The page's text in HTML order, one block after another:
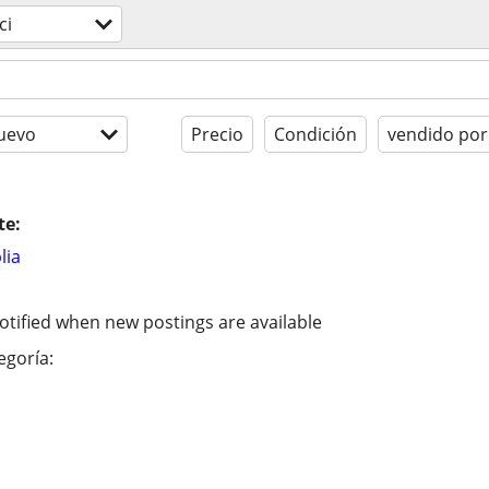
Precio Condición vendido por
when new postings are available